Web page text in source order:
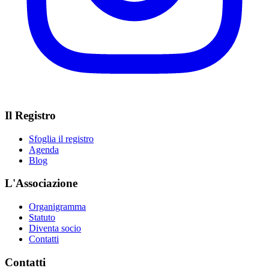
Il Registro
Sfoglia il registro
Agenda
Blog
L'Associazione
Organigramma
Statuto
Diventa socio
Contatti
Contatti